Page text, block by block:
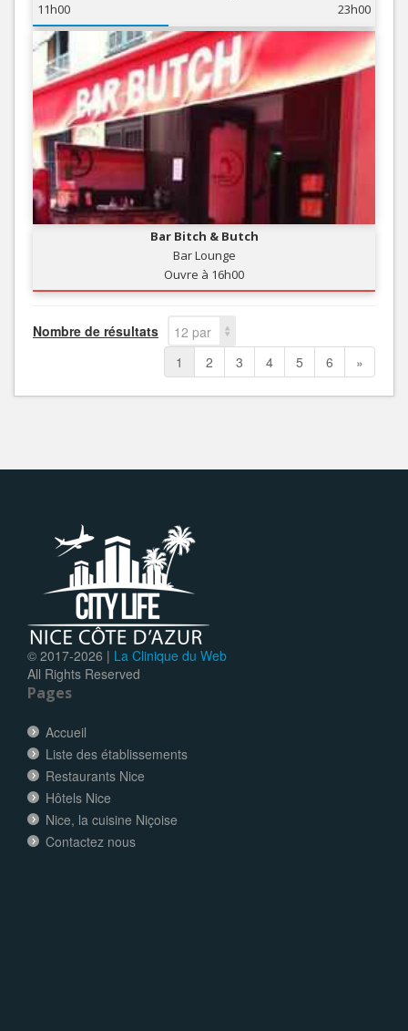
11h00
23h00
Bar Bitch & Butch
Bar Lounge
Ouvre à 16h00
Nombre de résultats
12 par
page
1 2 3 4 5 6 »
© 2017-2026 | La Clinique du Web
All Rights Reserved
Pages
Accueil
Liste des établissements
Restaurants Nice
Hôtels Nice
Nice, la cuisine Niçoise
Contactez nous